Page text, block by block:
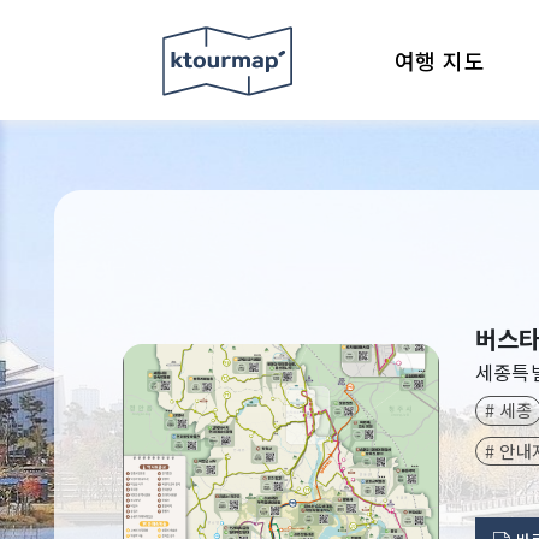
여행 지도
버스
세종특
# 세종
# 안내